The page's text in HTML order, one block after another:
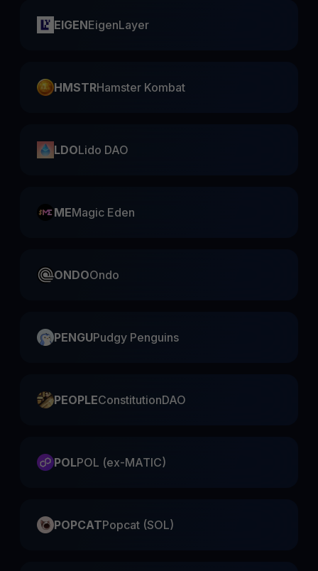
EIGENEigenLayer
HMSTRHamster Kombat
LDOLido DAO
MEMagic Eden
ONDOOndo
PENGUPudgy Penguins
PEOPLEConstitutionDAO
POLPOL (ex-MATIC)
POPCATPopcat (SOL)